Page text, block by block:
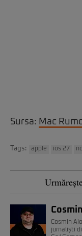
Sursa: Mac
Tags: apple ios 27
Cosmin
jurnaliști